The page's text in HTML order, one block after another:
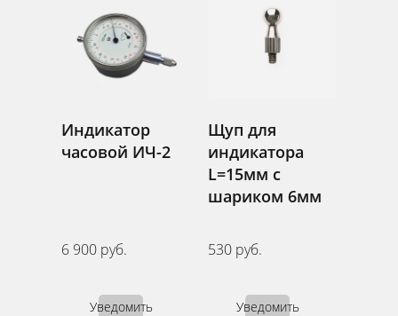
Индикатор
часовой ИЧ-2
6 900 руб.
Уведомить
Щуп для
индикатора
L=15мм с
шариком 6мм
530 руб.
Уведомить